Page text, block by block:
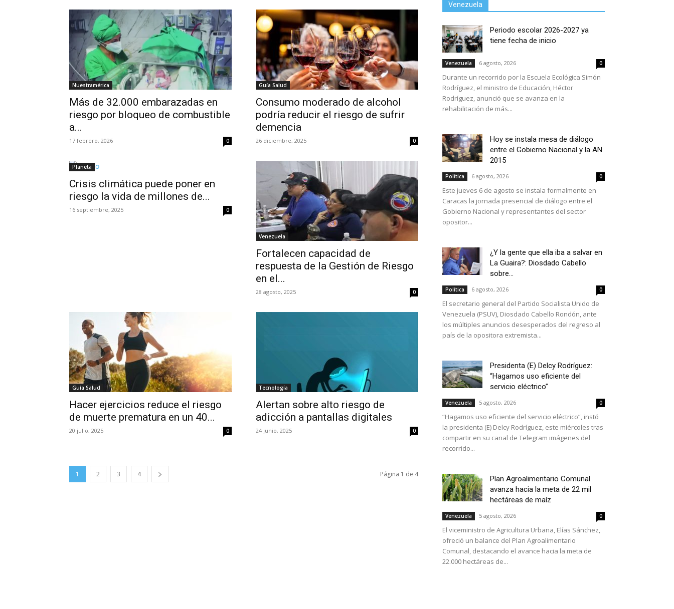
Nuestramérica
Más de 32.000 embarazadas en
riesgo por bloqueo de combustible
a...
17 febrero, 2026 0
Guía Salud
Consumo moderado de alcohol
podría reducir el riesgo de sufrir
demencia
26 diciembre, 2025 0
Planeta
Crisis climática puede poner en
riesgo la vida de millones de...
16 septiembre, 2025 0
Venezuela
Fortalecen capacidad de
respuesta de la Gestión de Riesgo
en el...
28 agosto, 2025 0
Guía Salud
Hacer ejercicios reduce el riesgo
de muerte prematura en un 40...
20 julio, 2025 0
Tecnología
Alertan sobre alto riesgo de
adicción a pantallas digitales
24 junio, 2025 0
1 2 3 4 Página 1 de 4
Venezuela
Periodo escolar 2026-2027 ya
tiene fecha de inicio
Venezuela 6 agosto, 2026 0
Durante un recorrido por la Escuela Ecológica Simón
Rodríguez, el ministro de Educación, Héctor
Rodríguez, anunció que se avanza en la
rehabilitación de más...
Hoy se instala mesa de diálogo
entre el Gobierno Nacional y la AN
2015
Política 6 agosto, 2026 0
Este jueves 6 de agosto se instala formalmente en
Caracas la jornada presencial de diálogo entre el
Gobierno Nacional y representantes del sector
opositor...
¿Y la gente que ella iba a salvar en
La Guaira?: Diosdado Cabello
sobre...
Política 6 agosto, 2026 0
El secretario general del Partido Socialista Unido de
Venezuela (PSUV), Diosdado Cabello Rondón, ante
los múltiples anuncios desesperados del regreso al
país de la opositora extremista...
Presidenta (E) Delcy Rodríguez:
“Hagamos uso eficiente del
servicio eléctrico”
Venezuela 5 agosto, 2026 0
“Hagamos uso eficiente del servicio eléctrico”, instó
la presidenta (E) Delcy Rodríguez, este miércoles tras
compartir en su canal de Telegram imágenes del
recorrido...
Plan Agroalimentario Comunal
avanza hacia la meta de 22 mil
hectáreas de maíz
Venezuela 5 agosto, 2026 0
El viceministro de Agricultura Urbana, Elías Sánchez,
ofreció un balance del Plan Agroalimentario
Comunal, destacando el avance hacia la meta de
22.000 hectáreas de...